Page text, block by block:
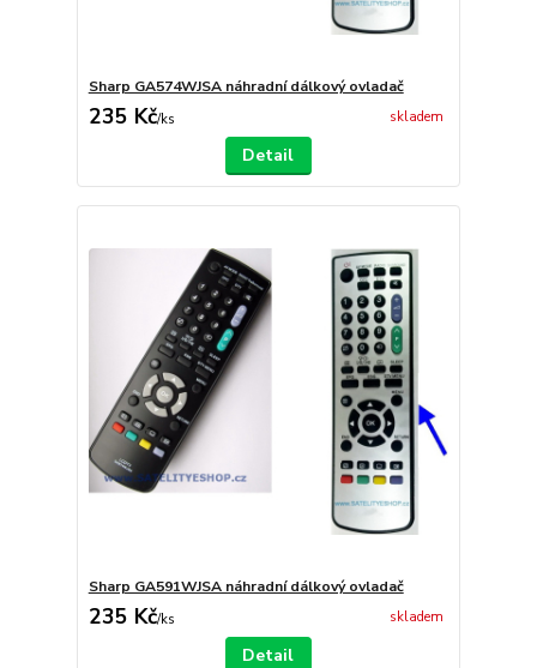
Sharp GA574WJSA náhradní dálkový ovladač
235 Kč/ks skladem
Detail
Sharp GA591WJSA náhradní dálkový ovladač
235 Kč/ks skladem
Detail